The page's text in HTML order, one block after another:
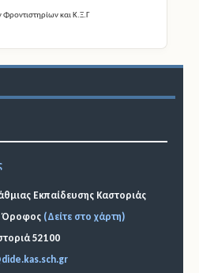
και Κ.Ξ.Γ
Εκπαίδευσης Καστοριάς
Όροφος (Δείτε στο χάρτη)
52100